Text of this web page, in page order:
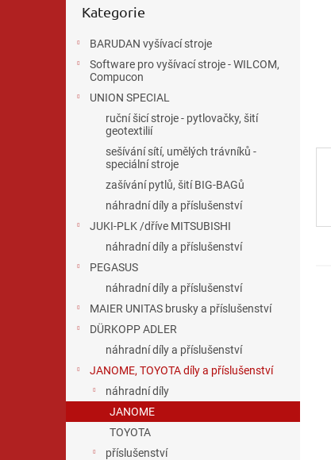
kategorie
Kategorie
BARUDAN vyšívací stroje
Software pro vyšívací stroje - WILCOM,
Compucon
UNION SPECIAL
ruční šicí stroje - pytlovačky, šití
geotextilií
sešívání sítí, umělých trávníků -
speciální stroje
zašívání pytlů, šití BIG-BAGů
náhradní díly a příslušenství
JUKI-PLK /dříve MITSUBISHI
náhradní díly a příslušenství
PEGASUS
náhradní díly a příslušenství
MAIER UNITAS brusky a příslušenství
DÜRKOPP ADLER
náhradní díly a příslušenství
JANOME, TOYOTA díly a příslušenství
náhradní díly
JANOME
TOYOTA
příslušenství